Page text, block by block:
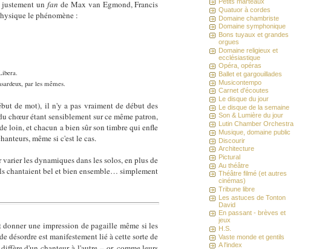
un fan de Max van Egmond, Francis
le phénomène :
par les mêmes.
de mot), il n'y a pas vraiment de début des
chœur étant sensiblement sur ce même patron,
loin, et chacun a bien sûr son timbre qui enfle
même si c'est le cas.
les dynamiques dans les solos, en plus de
chantaient bel et bien ensemble… simplement
une impression de pagaille même si les
désordre est manifestement lié à cette sorte de
Quatuor à cordes
Domaine chambriste
Domaine symphonique
Bons tuyaux et grandes
orgues
Domaine religieux et
ecclésiastique
Opéra, opéras
Ballet et gargouillades
Musicontempo
Carnet d'écoutes
Le disque du jour
Le disque de la semaine
Son & Lumière du jour
Lutin Chamber Orchestra
Musique, domaine public
Discourir
Architecture
Pictural
Au théâtre
Théâtre filmé (et autres
cinémas)
Tribune libre
Les astuces de Tonton
David
En passant - brèves et
jeux
H.S.
Vaste monde et gentils
A l'index